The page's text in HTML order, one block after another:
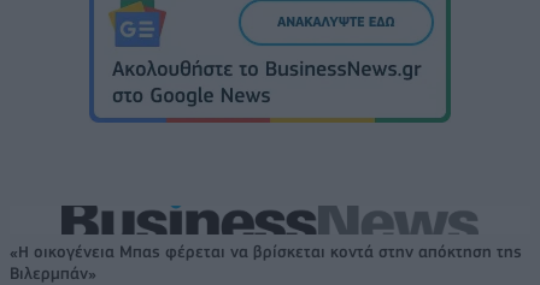
«Η οικογένεια Μπας φέρεται να βρίσκεται κοντά στην απόκτηση της
Βιλερμπάν»